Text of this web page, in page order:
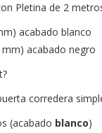
Pletina de 2
acabado blanco
acabado negro
corredera
(acabado blanco)